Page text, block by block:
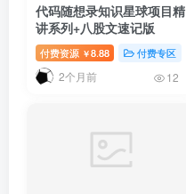
代码随想录知识星球项目精
讲系列+八股文速记版
付费资源 ￥8.88 付费专区
2个月前 12